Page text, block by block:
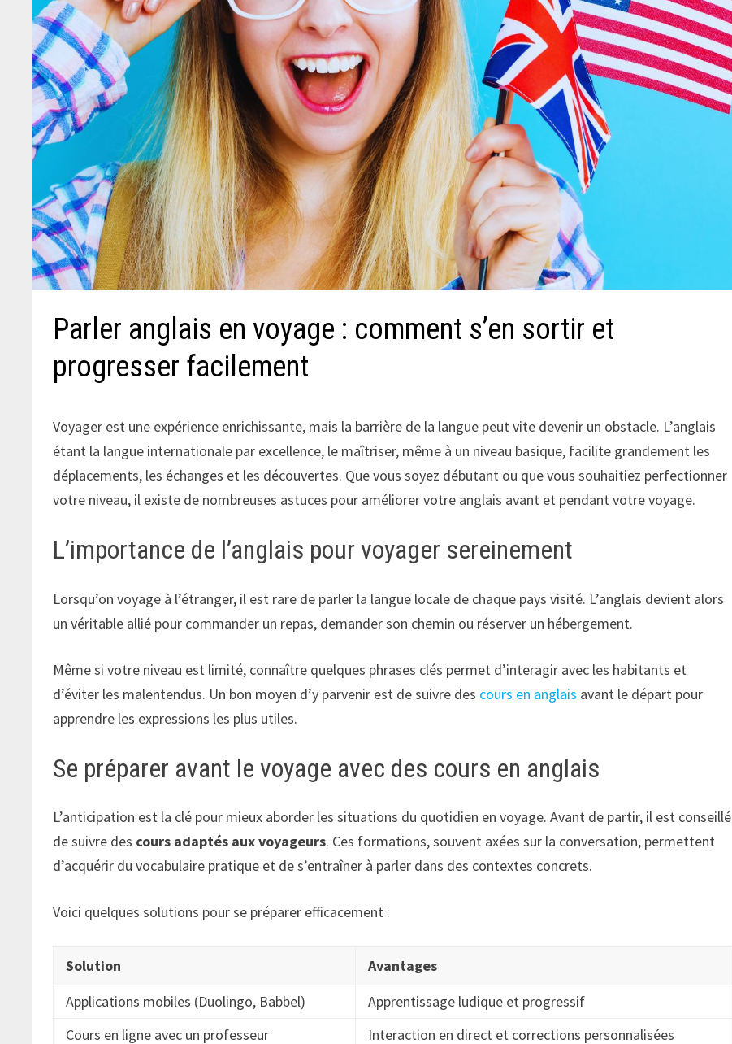
Parler anglais en voyage : comment s’en sortir et
progresser facilement
Voyager est une expérience enrichissante, mais la barrière de la langue peut vite devenir un obstacle. L’anglais
étant la langue internationale par excellence, le maîtriser, même à un niveau basique, facilite grandement les
déplacements, les échanges et les découvertes. Que vous soyez débutant ou que vous souhaitiez perfectionner
votre niveau, il existe de nombreuses astuces pour améliorer votre anglais avant et pendant votre voyage.
L’importance de l’anglais pour voyager sereinement
Lorsqu’on voyage à l’étranger, il est rare de parler la langue locale de chaque pays visité. L’anglais devient alors
un véritable allié pour commander un repas, demander son chemin ou réserver un hébergement.
Même si votre niveau est limité, connaître quelques phrases clés permet d’interagir avec les habitants et
d’éviter les malentendus. Un bon moyen d’y parvenir est de suivre des cours en anglais avant le départ pour
apprendre les expressions les plus utiles.
Se préparer avant le voyage avec des cours en anglais
L’anticipation est la clé pour mieux aborder les situations du quotidien en voyage. Avant de partir, il est conseillé
de suivre des cours adaptés aux voyageurs. Ces formations, souvent axées sur la conversation, permettent
d’acquérir du vocabulaire pratique et de s’entraîner à parler dans des contextes concrets.
Voici quelques solutions pour se préparer efficacement :
Solution
Avantages
Applications mobiles (Duolingo, Babbel)
Apprentissage ludique et progressif
Cours en ligne avec un professeur
Interaction en direct et corrections personnalisées